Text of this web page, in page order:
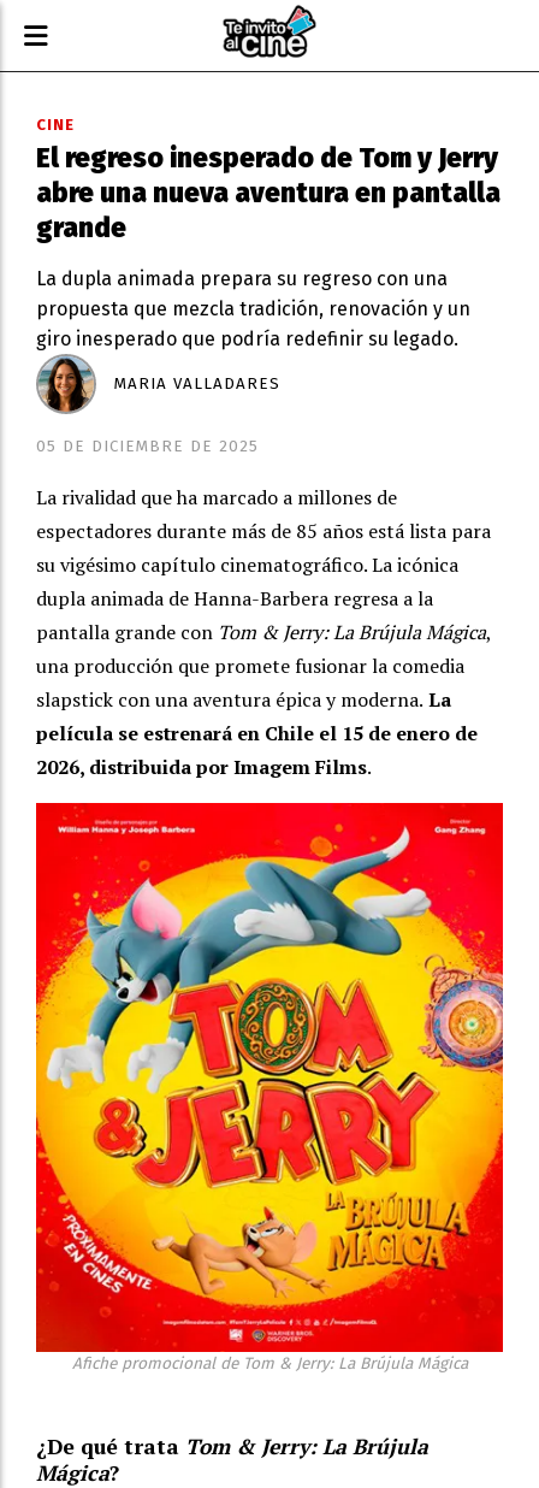
El regreso inesperado de Tom y Jerry
abre una nueva aventura en pantalla
grande
La dupla animada prepara su regreso con una
propuesta que mezcla tradición, renovación y un
giro inesperado que podría redefinir su legado.
CINE
05 DE DICIEMBRE DE 2025
MARIA VALLADARES
La rivalidad que ha marcado a millones de
espectadores durante más de 85 años está lista para
su vigésimo capítulo cinematográfico. La icónica
dupla animada de Hanna-Barbera regresa a la
pantalla grande con Tom & Jerry: La Brújula Mágica,
una producción que promete fusionar la comedia
slapstick con una aventura épica y moderna. La
película se estrenará en Chile el 15 de enero de
2026, distribuida por Imagem Films.
Afiche promocional de Tom & Jerry: La Brújula Mágica
¿De qué trata Tom & Jerry: La Brújula
Mágica?